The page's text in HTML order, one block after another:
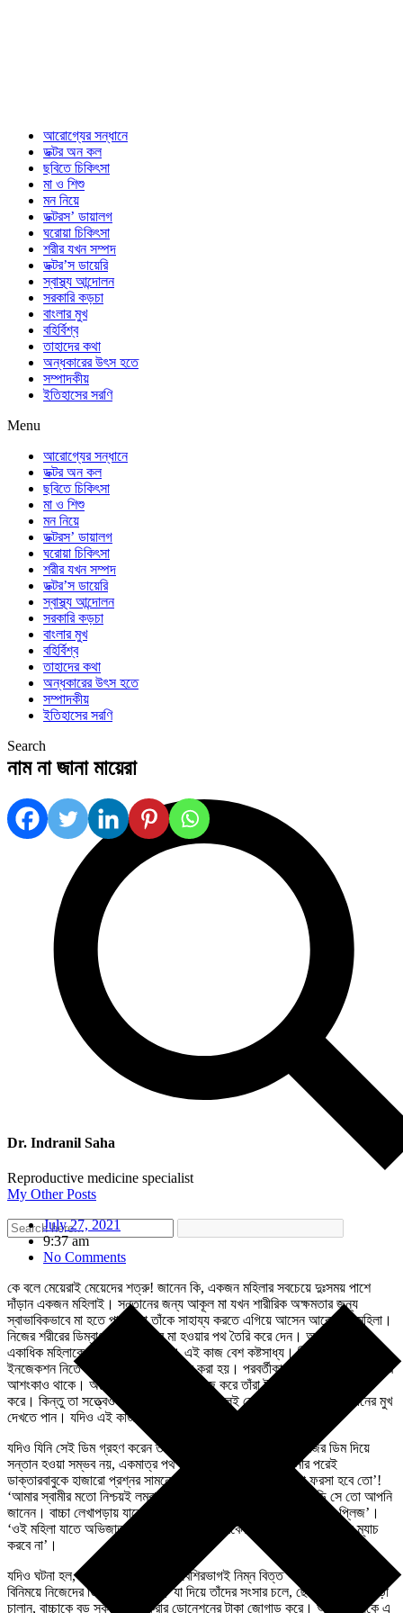
আরোগ্যের সন্ধানে
ডক্টর অন কল
ছবিতে চিকিৎসা
মা ও শিশু
মন নিয়ে
ডক্টরস’ ডায়ালগ
ঘরোয়া চিকিৎসা
শরীর যখন সম্পদ
ডক্টর’স ডায়েরি
স্বাস্থ্য আন্দোলন
সরকারি কড়চা
বাংলার মুখ
বহির্বিশ্ব
তাহাদের কথা
অন্ধকারের উৎস হতে
সম্পাদকীয়
ইতিহাসের সরণি
Menu
আরোগ্যের সন্ধানে
ডক্টর অন কল
ছবিতে চিকিৎসা
মা ও শিশু
মন নিয়ে
ডক্টরস’ ডায়ালগ
ঘরোয়া চিকিৎসা
শরীর যখন সম্পদ
ডক্টর’স ডায়েরি
স্বাস্থ্য আন্দোলন
সরকারি কড়চা
বাংলার মুখ
বহির্বিশ্ব
তাহাদের কথা
অন্ধকারের উৎস হতে
সম্পাদকীয়
ইতিহাসের সরণি
Search
নাম না জানা মায়েরা
Dr. Indranil Saha
Reproductive medicine specialist
My Other Posts
July 27, 2021
9:37 am
No Comments
কে বলে মেয়েরাই মেয়েদের শত্রু! জানেন কি, একজন মহিলার সবচেয়ে দুঃসময় পাশে
দাঁড়ান একজন মহিলাই। সন্তানের জন্য আকূল মা যখন শারীরিক অক্ষমতার জন্য
স্বাভাবিকভাবে মা হতে পারেন না তাঁকে সাহায্য করতে এগিয়ে আসেন আরেকজন মহিলা।
নিজের শরীরের ডিম্বাণু দিয়ে অন্যের মা হওয়ার পথ তৈরি করে দেন। অনেক সময়
একাধিক মহিলাকে সাহায্য করেন তিনি। এই কাজ বেশ কষ্টসাধ্য। ডিম্বাণু তৈরির জন্য
ইনজেকশন নিতে হয়, দেওয়ার সময় অজ্ঞান করা হয়। পরবর্তীকালে জটিলতা দেখা দেওয়ার
আশংকাও থাকে। অনেক সময়েই যারা এই কাজ করে তাঁরা টাকা রোজগারের জন্যই
করে। কিন্তু তা সত্ত্বেও কেউ এই কাজটা করে বলেই কোনও নিঃসন্তান মা সন্তানের মুখ
দেখতে পান। যদিও এই কাজ করার জন্য কোনও স্বীকৃতি পাননা।
যদিও যিনি সেই ডিম গ্রহণ করেন তার মধ্যে থাকে অনেক দ্বিধা। নিজের ডিম দিয়ে
সন্তান হওয়া সম্ভব নয়, একমাত্র পথ দাতার ডিম ব্যবহার করা জানার পরেই
ডাক্তারবাবুকে হাজারো প্রশ্নর সামনে পড়তে হয়? ‘ডাক্তারবাবু বাচ্চা ফরসা হবে তো’!
‘আমার স্বামীর মতো নিশ্চয়ই লম্বা হবে’? ‘আমরা দুজনেই যে পি এইচ ডি সে তো আপনি
জানেন। বাচ্চা লেখাপড়ায় যাতে ভাল হয় তেমন কারোর ডিম ব্যবহার করবেন, প্লিজ’।
‘ওই মহিলা যাতে অভিজাত পরিবারের হয় মাথায় রাখবেন। না হলে আমাদের সঙ্গে ম্যাচ
করবে না’।
যদিও ঘটনা হল, যাঁরা ডোনার হন তাঁদের বেশিরভাগই নিম্ন বিত্ত পরিবারের। টাকার
বিনিময়ে নিজেদের ডিম বিক্রি করেন। যা দিয়ে তাঁদের সংসার চলে, ছেলেমেয়ের লেখাপড়া
চালান, বাচ্চাকে বড় স্কুলে ভর্তি করার ডোনেশনের টাকা জোগাড় করে। আবার অনেকে এ